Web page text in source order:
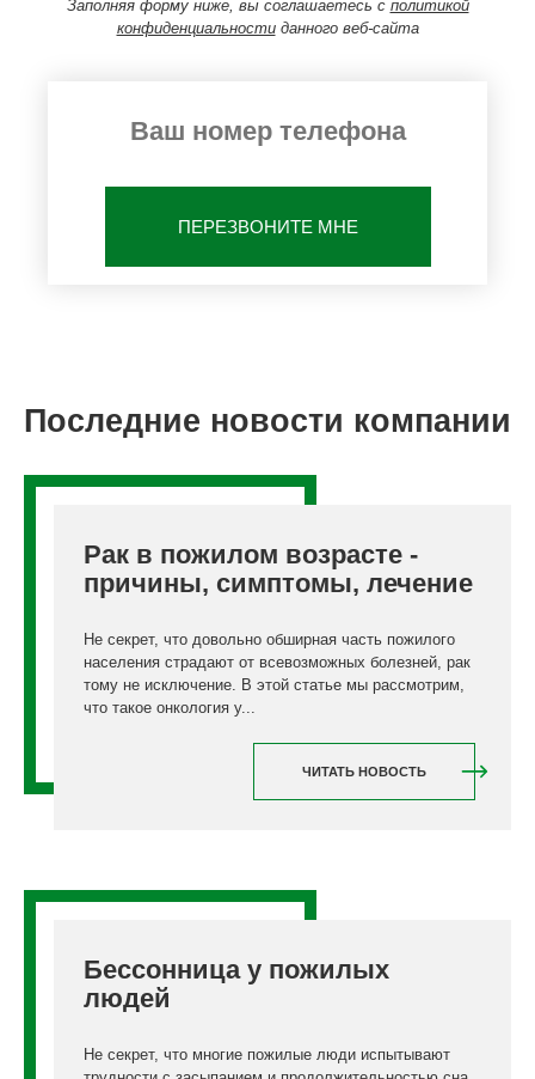
Заполняя форму ниже, вы соглашаетесь с политикой
конфиденциальностиданного веб-сайта
ПЕРЕЗВОНИТЕ МНЕ
Последние новости компании
Рак в пожилом возрасте -
причины, симптомы, лечение
Не секрет, что довольно обширная часть пожилого
населения страдают от всевозможных болезней, рак
тому не исключение. В этой статье мы рассмотрим,
что такое онкология у...
ЧИТАТЬ НОВОСТЬ
Бессонница у пожилых
людей
Не секрет, что многие пожилые люди испытывают